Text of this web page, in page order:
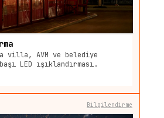
villa, AVM ve belediye
LED ışıklandırması.
Bilgilendirme